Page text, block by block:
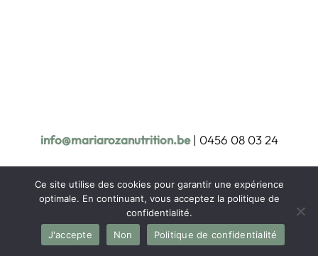
info@mariarozanutrition.be| 0456 08 03 24
Ce site utilise des cookies pour garantir une expérience
optimale. En continuant, vous acceptez la politique de
confidentialité.
J'accepte
Non Politique de confidentialité